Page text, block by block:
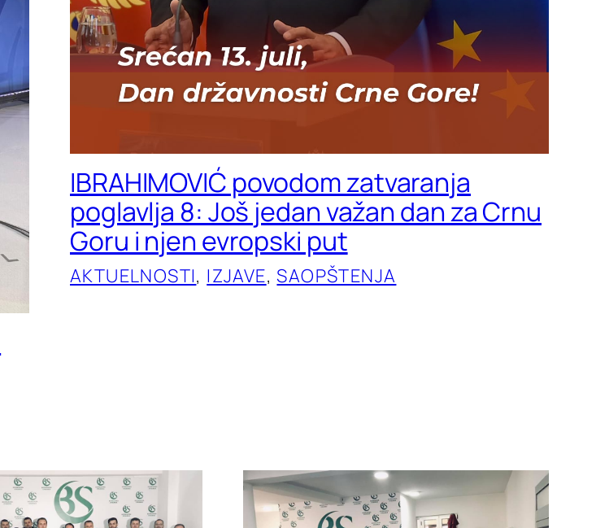
IBRAHIMOVIĆ povodom zatvaranja
poglavlja 8: Još jedan važan dan za Crnu
Goru i njen evropski put
AKTUELNOSTI, IZJAVE, SAOPŠTENJA